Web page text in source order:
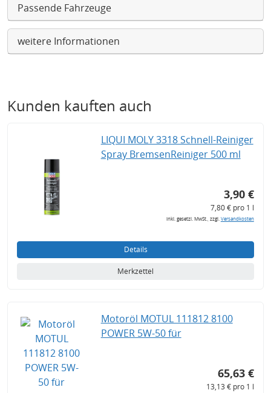
Passende Fahrzeuge
weitere Informationen
Kunden kauften auch
LIQUI MOLY 3318 Schnell-Reiniger
Spray BremsenReiniger 500 ml
3,90 €
7,80 € pro 1 l
inkl. gesetzl. MwSt., zzgl.Versandkosten
Details
Merkzettel
Motoröl MOTUL 111812 8100
POWER 5W-50 für
65,63 €
13,13 € pro 1 l